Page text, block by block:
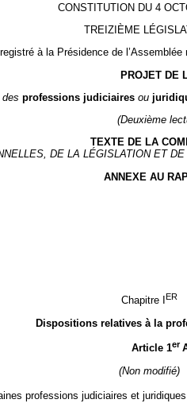
CONSTITUTION DU 4
TREIZIÈME
à la Présidence de
PROJET DE
des professions judiciaires ou
(Deuxième
TEXTE DE LA
DE LA LÉGISLATION ET
ANNEXE AU
Chapitre I ER
Dispositions relatives à la
Article 1er
(Non modifié)
professions judiciaires et